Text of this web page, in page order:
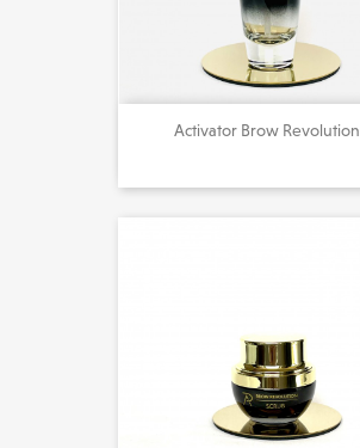
Activator Brow Revolution